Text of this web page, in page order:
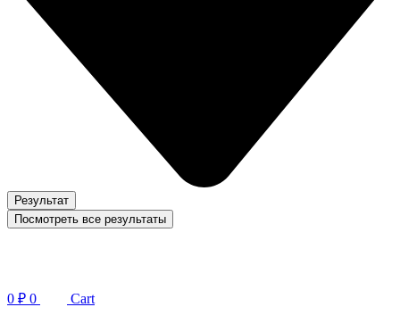
Результат
Посмотреть все результаты
0 ₽ 0 Cart